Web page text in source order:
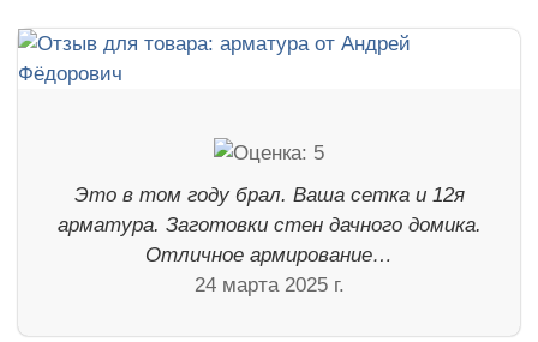
Это в том году брал. Ваша сетка и 12я
арматура. Заготовки стен дачного домика.
Отличное армирование…
24 марта 2025 г.